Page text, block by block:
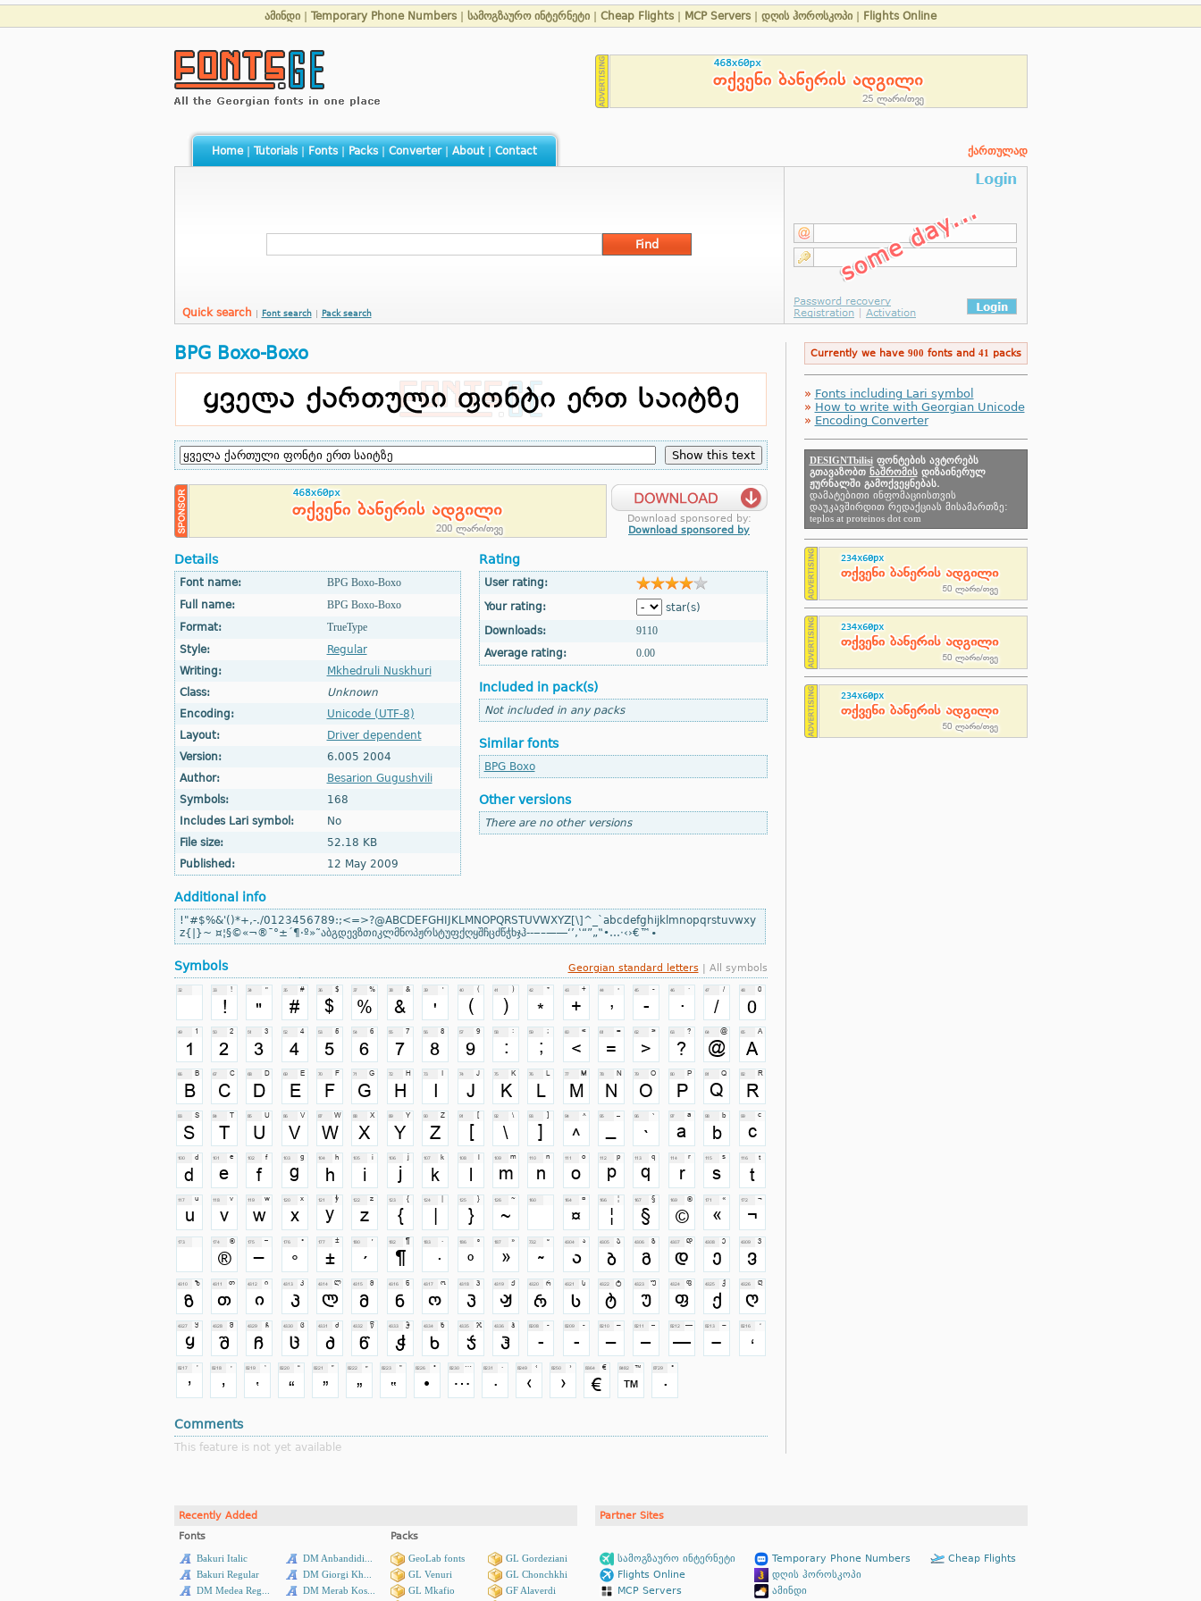
ამინდი Temporary Phone Numbers სამოგზაურო ინტერნეტი Cheap Flights MCP Servers დღის ჰოროსკოპი Flights Online
Home| Tutorials| Fonts| Packs| Converter| About| Contact ქართულად
Quick search Font search Pack search
BPG Boxo-Boxo
Download sponsored by:
Download sponsored by
Details
Font name:
BPG Boxo-Boxo
Full name:
BPG Boxo-Boxo
Format:
TrueType
Style:
Regular
Writing:
Mkhedruli Nuskhuri
Class:
Unknown
Encoding:
Unicode (UTF-8)
Layout:
Driver dependent
Version:
6.005 2004
Author:
Besarion Gugushvili
Symbols:
168
Includes Lari symbol:
No
File size:
52.18 KB
Published:
12 May 2009
Rating
User rating:
Your rating:
star(s)
Downloads:
9110
Average rating:
0.00
Included in pack(s)
Not included in any packs
Similar fonts
BPG Boxo
Other versions
There are no other versions
Additional info
!"#$%&'()*+,-./0123456789:;<=>?@ABCDEFGHIJKLMNOPQRSTUVWXYZ[\]^_`abcdefghijklmnopqrstuvwxy
z{|}~ ¤¦§©«¬­®¯°±´¶·º»˜აბგდევზთიკლმნოპჟრსტუფქღყშჩცძწჭხჯჰ‐‑‒–—―‘’‚‛“”„‟•…‧‹›€™∙
Symbols Georgian standard letters| All symbols
Comments
This feature is not yet available
Currently we have 900 fonts and 41 packs
» Fonts including Lari symbol
» How to write with Georgian Unicode
» Encoding Converter
DESIGNTbilisiფონტების ავტორებს
გთავაზობთ ნაშრომისდიზაინერულ
ჟურნალში გამოქვეყნებას.
დამატებითი ინფომაციისთვის
დაუკავშირდით რედაქციას მისამართზე:
teplos at proteinos dot com
Recently Added
Partner Sites
Fonts
Packs
Bakuri Italic
Bakuri Regular
DM Medea Reg...
DM Anbandidi...
DM Giorgi Kh...
DM Merab Kos...
GeoLab fonts
GL Venuri
GL Mkafio
GL Gordeziani
GL Chonchkhi
GF Alaverdi
სამოგზაურო ინტერნეტი
Flights Online
MCP Servers
Temporary Phone Numbers
დღის ჰოროსკოპი
ამინდი
Cheap Flights